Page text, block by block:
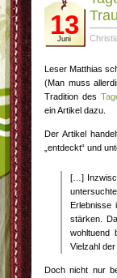
13
Juni
Leser Matthias
(Man muss
Tradition des
ein Artikel dazu.
Der Artikel
„entdeckt“ und
[…]
Erlebnisse
stärken.
wohltuend
Vielzahl
Doch nicht nur